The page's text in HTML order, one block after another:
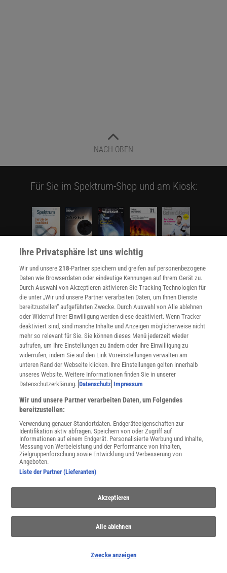
NACH OBEN
Für Sie im Spektrum-Shop und am Kiosk:
WEITERE NEUERSCHEINUNGEN SPEKTRUM SHOP
Spektrum.de-Newsletter abonnieren
JETZT ANMELDEN!
Sie können unsere Newsletter jederzeit wieder abbestellen. Infos zu unserem Umgang
mit Ihren personenbezogenen Daten finden Sie in unserer
Datenschutzerklärung .
SERVICES
Newsletter
Kontakt
Spektrum Shop
Im Handel kaufen
Presse
Verträge kündigen
Mediadaten
Datenschutz
Ihre Privatsphäre ist uns wichtig
Wir und unsere218-Partner speichern und greifen auf personenbezogene
Daten wie Browserdaten oder eindeutige Kennungen auf Ihrem Gerät zu.
Durch Auswahl von Akzeptieren aktivieren Sie Tracking-Technologien für
die unter „Wir und unsere Partner verarbeiten Daten, um Ihnen Dienste
bereitzustellen“ aufgeführten Zwecke. Durch Auswahl von Alle ablehnen
oder Widerruf Ihrer Einwilligung werden diese deaktiviert. Wenn Tracker
deaktiviert sind, sind manche Inhalte und Anzeigen möglicherweise nicht
mehr so relevant für Sie. Sie können dieses Menü jederzeit wieder
aufrufen, um Ihre Einstellungen zu ändern oder Ihre Einwilligung zu
widerrufen, indem Sie auf den Link Voreinstellungen verwalten am
unteren Rand der Webseite klicken. Ihre Einstellungen gelten innerhalb
unseres Website. Weitere Informationen finden Sie in unserer
Datenschutzerklärung. Datenschutz Impressum
Wir und unsere Partner verarbeiten Daten, um Folgendes
bereitzustellen:
Verwendung genauer Standortdaten. Endgeräteeigenschaften zur
Identifikation aktiv abfragen. Speichern von oder Zugriff auf
Informationen auf einem Endgerät. Personalisierte Werbung und Inhalte,
Messung von Werbeleistung und der Performance von Inhalten,
Zielgruppenforschung sowie Entwicklung und Verbesserung von
Angeboten.
Liste der Partner (Lieferanten)
Akzeptieren
Alle ablehnen
Zwecke anzeigen